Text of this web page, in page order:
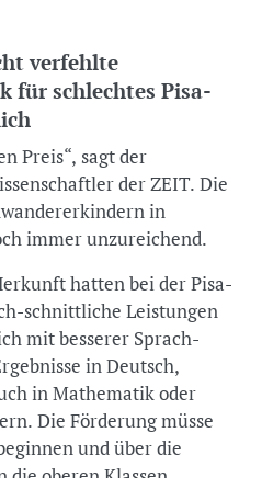
verfehlte
für schlechtes Pisa-
Preis“, sagt der
der ZEIT. Die
in
immer unzureichend.
hatten bei der Pisa-
schnittliche Leistungen
mit besserer Sprach-
in Deutsch,
in Mathematik oder
Die Förderung müsse
und über die